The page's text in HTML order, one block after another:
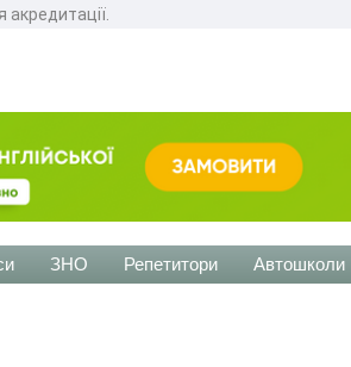
ЗНО Репетитори Автошколи